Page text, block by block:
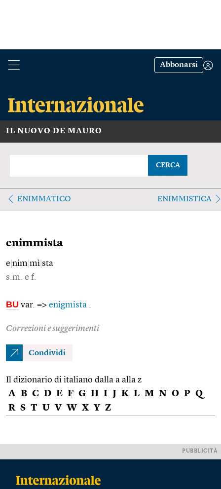
Abbonarsi
IL NUOVO DE MAURO
CERCA
ENIMMATICO ENIMMISTICA
enimmista
e nim mì sta
s.m. e f.
BU var. => enigmista
Correzioni e suggerimenti
Condividi
Il dizionario di italiano dalla a alla z
A B C D E F G H I J K L M N O P Q
R S T U V W X Y Z
PUBBLICITÀ